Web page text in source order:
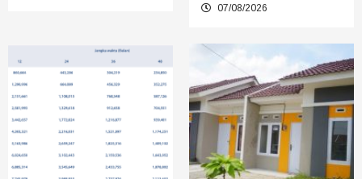
07/08/2026